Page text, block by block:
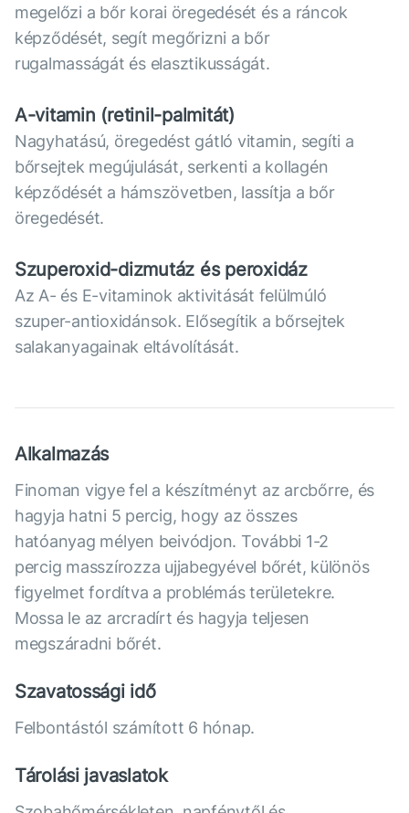
megelőzi a bőr korai öregedését és a ráncok
képződését, segít megőrizni a bőr
rugalmasságát és elasztikusságát.
A-vitamin (retinil-palmitát)
Nagyhatású, öregedést gátló vitamin, segíti a
bőrsejtek megújulását, serkenti a kollagén
képződését a hámszövetben, lassítja a bőr
öregedését.
Szuperoxid-dizmutáz és peroxidáz
Az A- és E-vitaminok aktivitását felülmúló
szuper-antioxidánsok. Elősegítik a bőrsejtek
salakanyagainak eltávolítását.
Alkalmazás
Finoman vigye fel a készítményt az arcbőrre, és
hagyja hatni 5 percig, hogy az összes
hatóanyag mélyen beivódjon. További 1-2
percig masszírozza ujjabegyével bőrét, különös
figyelmet fordítva a problémás területekre.
Mossa le az arcradírt és hagyja teljesen
megszáradni bőrét.
Szavatossági idő
Felbontástól számított 6 hónap.
Tárolási javaslatok